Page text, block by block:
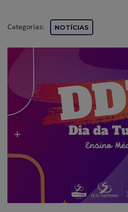
Categorias: NOTÍCIAS